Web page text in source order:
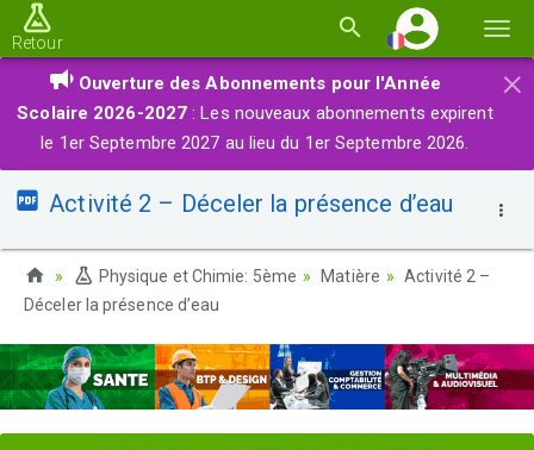
la
Retour
×
Ouverture des Abonnements pour l'Année
Scolaire 2026-2027 : Les nouveaux abonnements expirent
le 1er Septembre 2027 au lieu du 1er Septembre 2026.
Activité 2 – Déceler la présence d’eau
Physique et Chimie: 5ème Matière
Activité 2 –
Déceler la présence d’eau